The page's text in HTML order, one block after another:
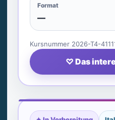
Format
—
Kursnummer 2026-T4-
♡ Das